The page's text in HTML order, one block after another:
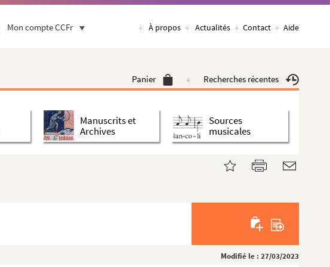
Mon compte CCFr À propos Actualités Contact Aide
Panier Recherches récentes
Manuscrits et
Archives
Sources
musicales
Modifié le : 27/03/2023